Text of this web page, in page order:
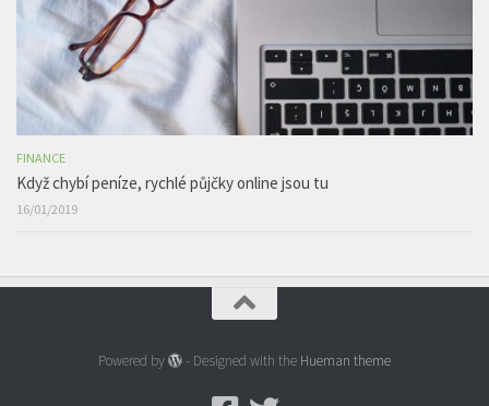
FINANCE
Když chybí peníze, rychlé půjčky online jsou tu
16/01/2019
Powered by - Designed with the Hueman theme